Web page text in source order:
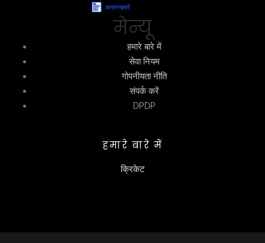
मेन्यू
हमारे बारे में
सेवा नियम
गोपनीयता नीति
संपर्क करें
DPDP
हमारे बारे में
क्रिकेट